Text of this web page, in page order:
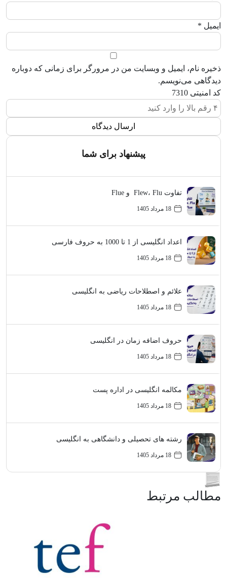
ایمیل *
ذخیره نام، ایمیل و وبسایت من در مرورگر برای زمانی که دوباره
دیدگاهی می‌نویسم.
کد امنیتی 7310
پیشنهاد برای شما
تفاوت Flew، Flu و Flue
18 مرداد 1405
اعداد انگلیسی از 1 تا 1000 به حروف فارسی
18 مرداد 1405
علائم و اصطلاحات ریاضی به انگلیسی
18 مرداد 1405
حروف اضافه زمان در انگلیسی
18 مرداد 1405
مکالمه انگلیسی در اداره پست
18 مرداد 1405
رشته های تحصیلی و دانشگاهی به انگلیسی
18 مرداد 1405
مطالب مرتبط